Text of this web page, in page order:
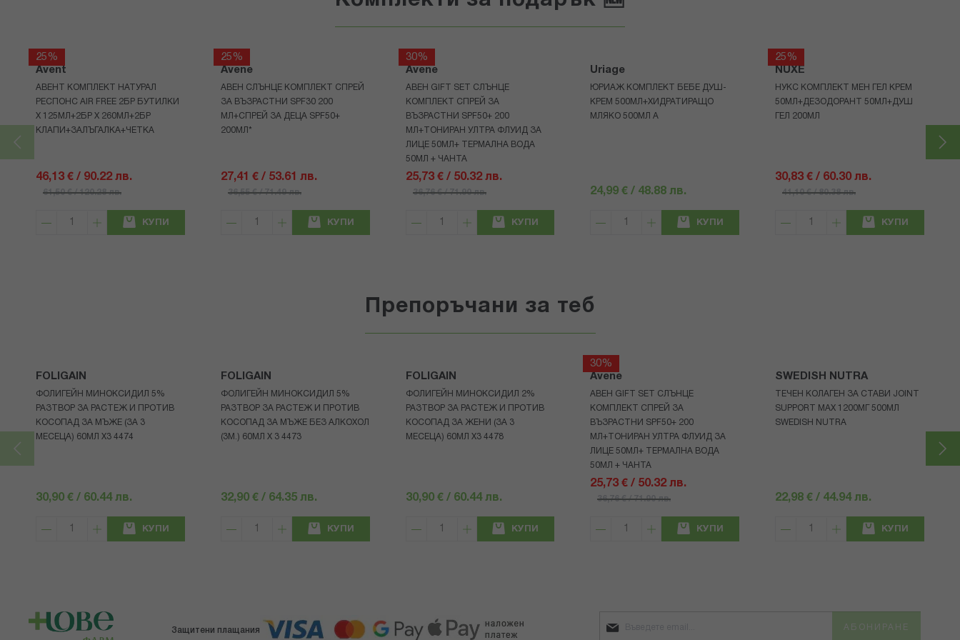
25%
Avent
АВЕНТ КОМПЛЕКТ НАТУРАЛ
РЕСПОНС AIR FREE 2БР БУТИЛКИ
Х 125МЛ+2БР Х 260МЛ+2БР
КЛАПИ+ЗАЛЪГАЛКА+ЧЕТКА
46,13 € / 90.22 лв.
61,50 € / 120.28 лв.
КУПИ
25%
Avene
АВЕН СЛЪНЦЕ КОМПЛЕКТ СПРЕЙ
ЗА ВЪЗРАСТНИ SPF30 200
МЛ+СПРЕЙ ЗА ДЕЦА SPF50+
200МЛ*
27,41 € / 53.61 лв.
36,55 € / 71.49 лв.
КУПИ
30%
Avene
АВЕН GIFT SET СЛЪНЦЕ
КОМПЛЕКТ СПРЕЙ ЗА
ВЪЗРАСТНИ SPF50+ 200
МЛ+ТОНИРАН УЛТРА ФЛУИД ЗА
ЛИЦЕ 50МЛ+ ТЕРМАЛНА ВОДА
50МЛ + ЧАНТА
25,73 € / 50.32 лв.
36,76 € / 71.90 лв.
КУПИ
Uriage
ЮРИАЖ КОМПЛЕКТ БЕБЕ ДУШ-
КРЕМ 500МЛ+ХИДРАТИРАЩО
МЛЯКО 500МЛ A
24,99 € / 48.88 лв.
КУПИ
25%
NUXE
НУКС КОМПЛЕКТ МЕН ГЕЛ КРЕМ
50МЛ+ДЕЗОДОРАНТ 50МЛ+ДУШ
ГЕЛ 200МЛ
30,83 € / 60.30 лв.
41,10 € / 80.38 лв.
КУПИ
Препоръчани за теб
FOLIGAIN
ФОЛИГЕЙН МИНОКСИДИЛ 5%
РАЗТВОР ЗА РАСТЕЖ И ПРОТИВ
КОСОПАД ЗА МЪЖЕ (ЗА 3
МЕСЕЦА) 60МЛ X3 4474
30,90 € / 60.44 лв.
КУПИ
FOLIGAIN
ФОЛИГЕЙН МИНОКСИДИЛ 5%
РАЗТВОР ЗА РАСТЕЖ И ПРОТИВ
КОСОПАД ЗА МЪЖЕ БЕЗ АЛКОХОЛ
(3М.) 60МЛ X 3 4473
32,90 € / 64.35 лв.
КУПИ
FOLIGAIN
ФОЛИГЕЙН МИНОКСИДИЛ 2%
РАЗТВОР ЗА РАСТЕЖ И ПРОТИВ
КОСОПАД ЗА ЖЕНИ (ЗА 3
МЕСЕЦА) 60МЛ X3 4478
30,90 € / 60.44 лв.
КУПИ
30%
Avene
АВЕН GIFT SET СЛЪНЦЕ
КОМПЛЕКТ СПРЕЙ ЗА
ВЪЗРАСТНИ SPF50+ 200
МЛ+ТОНИРАН УЛТРА ФЛУИД ЗА
ЛИЦЕ 50МЛ+ ТЕРМАЛНА ВОДА
50МЛ + ЧАНТА
25,73 € / 50.32 лв.
36,76 € / 71.90 лв.
КУПИ
SWEDISH NUTRA
ТЕЧЕН КОЛАГЕН ЗА СТАВИ JOINT
SUPPORT MAX 1200МГ 500МЛ
SWEDISH NUTRA
22,98 € / 44.94 лв.
КУПИ
Защитени плащания АБОНИРАНЕ